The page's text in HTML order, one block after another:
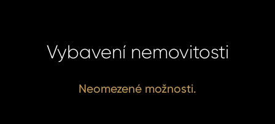
Vybavení nemovitosti
Neomezené možnosti.